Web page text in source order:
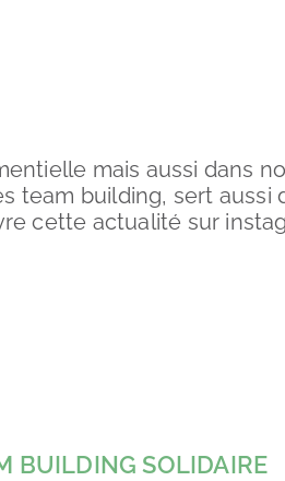
mais aussi dans
team building, sert aussi
cette actualité sur
BUILDING SOLIDAIRE